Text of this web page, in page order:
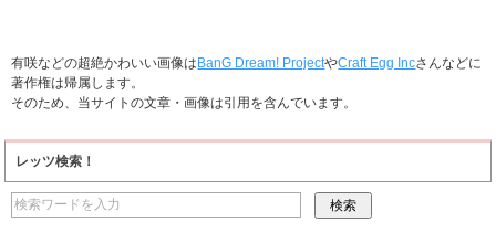
有咲などの超絶かわいい画像はBanG Dream! ProjectやCraft Egg Incさんなどに
著作権は帰属します。
そのため、当サイトの文章・画像は引用を含んでいます。
レッツ検索！